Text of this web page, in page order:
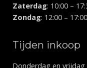
Zaterdag: 10:00 –
Zondag: 12:00 – 17:00
Tijden inkoop
Donderdag en vrijdag